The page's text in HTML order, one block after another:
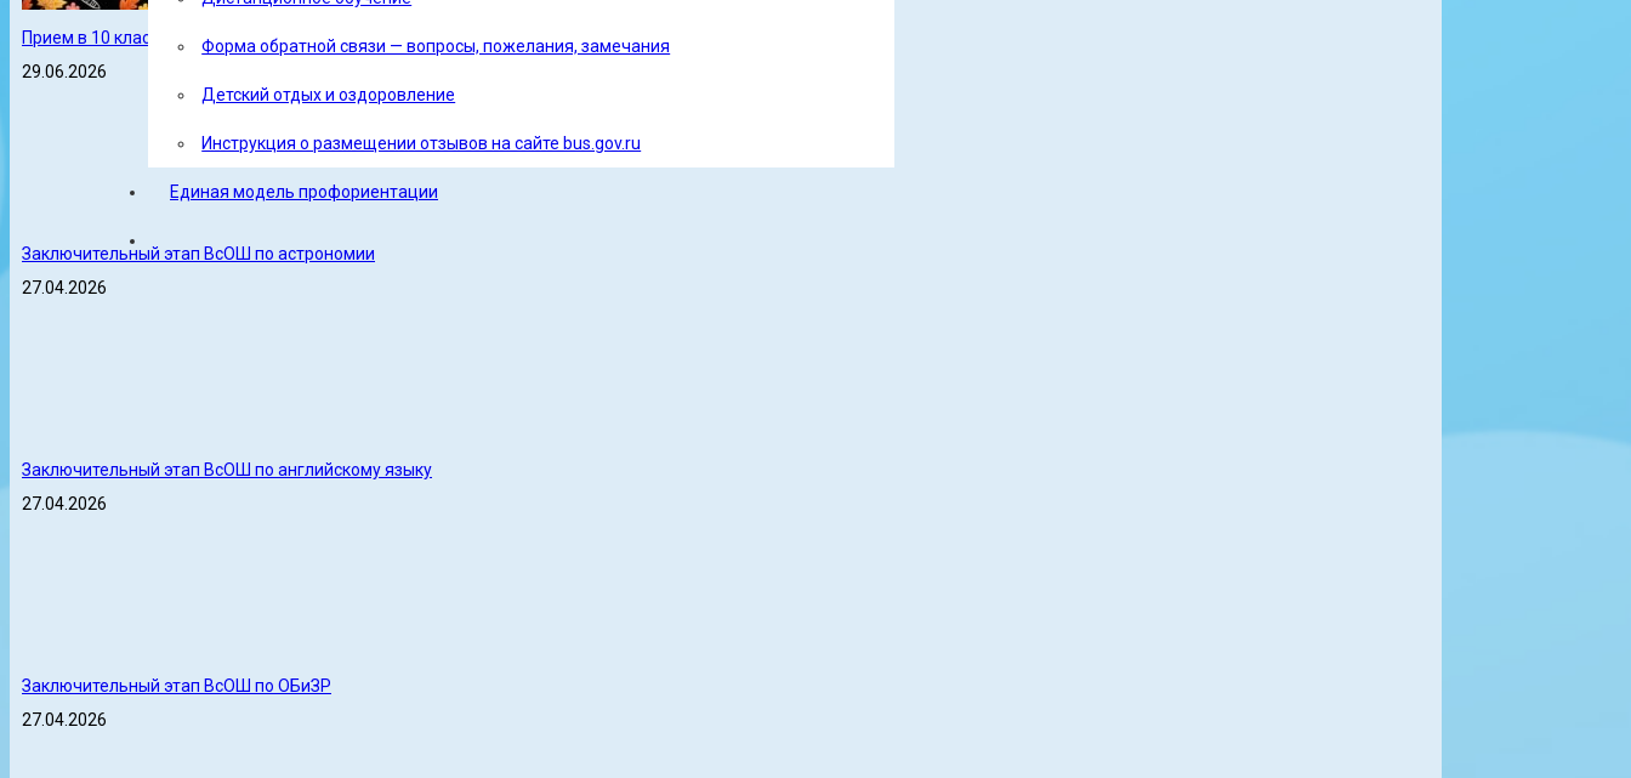
Форма обратной связи — вопросы, пожелания, замечания
Детский отдых и оздоровление
Инструкция о размещении отзывов на сайте bus.gov.ru
Единая модель профориентации
Прием в 10 класс!
29.06.2026
Заключительный этап ВсОШ по астрономии
27.04.2026
Заключительный этап ВсОШ по английскому языку
27.04.2026
Заключительный этап ВсОШ по ОБиЗР
27.04.2026